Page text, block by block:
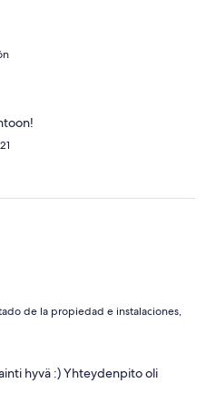
de la propiedad e instalaciones,
hyvä :) Yhteydenpito oli